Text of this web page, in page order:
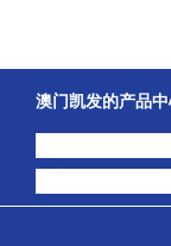
澳门凯发的产品